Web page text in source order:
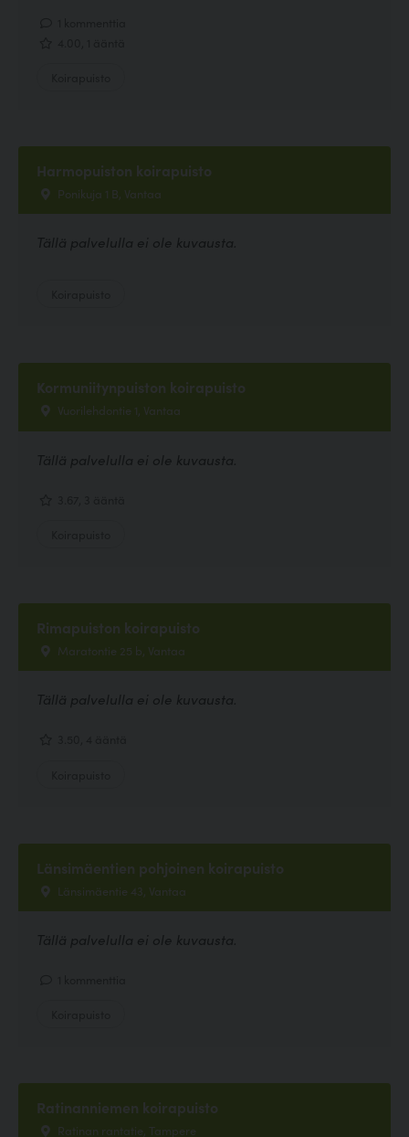
Harmopuiston koirapuisto
Ponikuja 1 B, Vantaa
Tällä palvelulla ei ole kuvausta.
Kormuniitynpuiston koirapuisto
Vuorilehdontie 1, Vantaa
Tällä palvelulla ei ole kuvausta.
Rimapuiston koirapuisto
Maratontie 25 b, Vantaa
Tällä palvelulla ei ole kuvausta.
Länsimäentien pohjoinen koirapuisto
Länsimäentie 43, Vantaa
Tällä palvelulla ei ole kuvausta.
Ratinanniemen koirapuisto
Ratinan rantatie, Tampere